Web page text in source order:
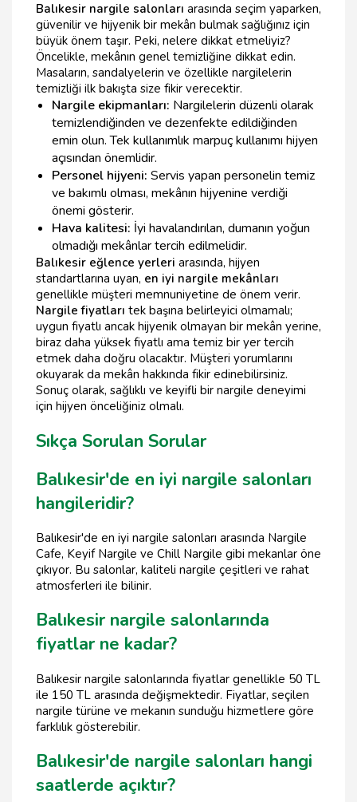
Balıkesir nargile salonları arasında seçim yaparken,
güvenilir ve hijyenik bir mekân bulmak sağlığınız için
büyük önem taşır. Peki, nelere dikkat etmeliyiz?
Öncelikle, mekânın genel temizliğine dikkat edin.
Masaların, sandalyelerin ve özellikle nargilelerin
temizliği ilk bakışta size fikir verecektir.
Nargile ekipmanları: Nargilelerin düzenli olarak
temizlendiğinden ve dezenfekte edildiğinden
emin olun. Tek kullanımlık marpuç kullanımı hijyen
açısından önemlidir.
Personel hijyeni: Servis yapan personelin temiz
ve bakımlı olması, mekânın hijyenine verdiği
önemi gösterir.
Hava kalitesi: İyi havalandırılan, dumanın yoğun
olmadığı mekânlar tercih edilmelidir.
Balıkesir eğlence yerleri arasında, hijyen
standartlarına uyan, en iyi nargile mekânları
genellikle müşteri memnuniyetine de önem verir.
Nargile fiyatları tek başına belirleyici olmamalı;
uygun fiyatlı ancak hijyenik olmayan bir mekân yerine,
biraz daha yüksek fiyatlı ama temiz bir yer tercih
etmek daha doğru olacaktır. Müşteri yorumlarını
okuyarak da mekân hakkında fikir edinebilirsiniz.
Sonuç olarak, sağlıklı ve keyifli bir nargile deneyimi
için hijyen önceliğiniz olmalı.
Sıkça Sorulan Sorular
Balıkesir'de en iyi nargile salonları
hangileridir?
Balıkesir'de en iyi nargile salonları arasında Nargile
Cafe, Keyif Nargile ve Chill Nargile gibi mekanlar öne
çıkıyor. Bu salonlar, kaliteli nargile çeşitleri ve rahat
atmosferleri ile bilinir.
Balıkesir nargile salonlarında
fiyatlar ne kadar?
Balıkesir nargile salonlarında fiyatlar genellikle 50 TL
ile 150 TL arasında değişmektedir. Fiyatlar, seçilen
nargile türüne ve mekanın sunduğu hizmetlere göre
farklılık gösterebilir.
Balıkesir'de nargile salonları hangi
saatlerde açıktır?